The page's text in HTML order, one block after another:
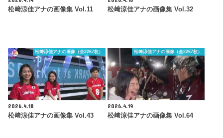
松﨑涼佳アナの画像集 Vol.11
松﨑涼佳アナの画像集 Vol.32
松﨑涼佳アナの画像（全2267枚）
2026.4.18
松﨑涼佳アナの画像集 Vol.43
松﨑涼佳アナの画像（全2267枚）
2026.4.19
松﨑涼佳アナの画像集 Vol.64